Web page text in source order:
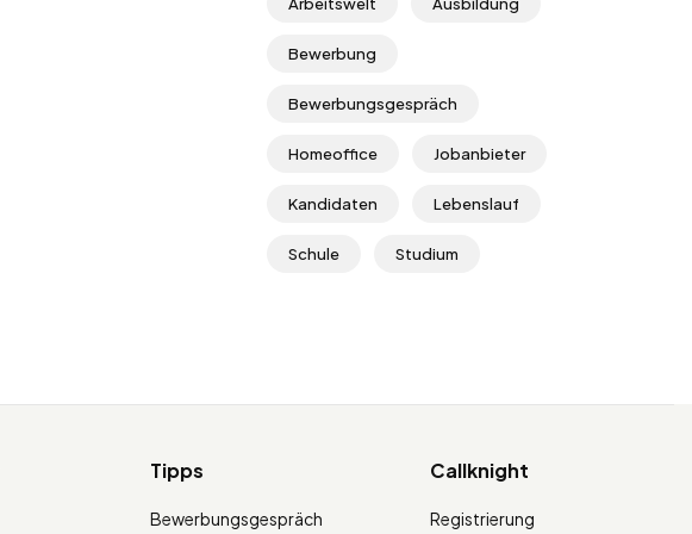
Bewerbung
Bewerbungsgespräch
Homeoffice Jobanbieter
Kandidaten Lebenslauf
Schule Studium
Tipps
Bewerbungsgespräch
Callknight
Registrierung